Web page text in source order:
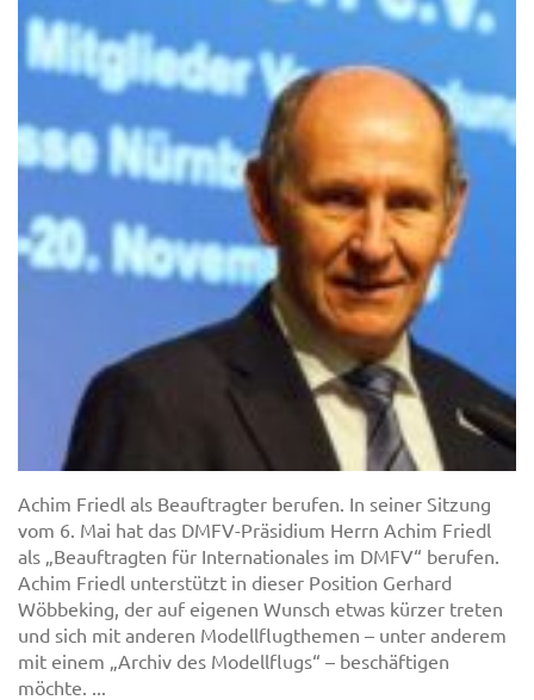
Achim Friedl als Beauftragter berufen. In seiner Sitzung
vom 6. Mai hat das DMFV-Präsidium Herrn Achim Friedl
als „Beauftragten für Internationales im DMFV“ berufen.
Achim Friedl unterstützt in dieser Position Gerhard
Wöbbeking, der auf eigenen Wunsch etwas kürzer treten
und sich mit anderen Modellflugthemen – unter anderem
mit einem „Archiv des Modellflugs“ – beschäftigen
möchte. ...